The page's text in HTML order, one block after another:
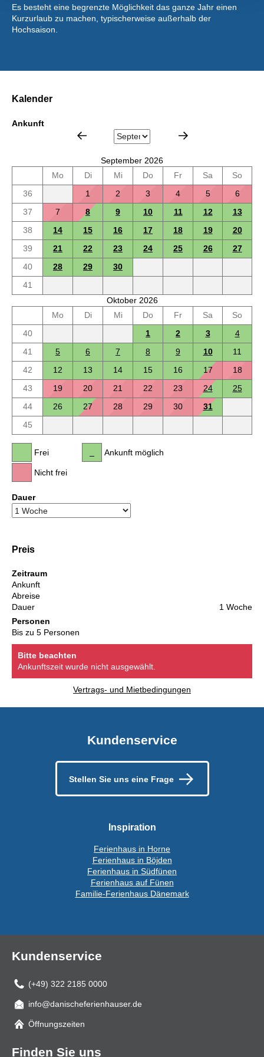
Es besteht eine begrenzte Möglichkeit das ganze Jahr einen
Kurzurlaub zu machen, typischerweise außerhalb der
Hochsaison.
Kalender
Ankunft
September 2026
Mo
Di Mi Do Fr Sa
So
36
1 2 3 4 5
6
37
7 8 9 10 11 12
13
38
14 15 16 17 18 19
20
39
21 22 23 24 25 26
27
40
28 29
30
41
Oktober 2026
Mo
Di Mi Do Fr Sa
So
40
1 2 3
4
41
5 6 7 8 9 10
11
42
12 13 14 15 16 17
18
43
19 20 21 22 23 24
25
44
26 27 28 29 30
31
45
Frei
Nicht frei
Ankunft möglich
Dauer
Preis
Zeitraum
Ankunft
Abreise
Dauer
1 Woche
Personen
Bis zu 5 Personen
Bitte beachten
Ankunftszeit wurde nicht ausgewählt.
Vertrags- und Mietbedingungen
Kundenservice
Stellen Sie uns eine Frage
Inspiration
Ferienhaus in Horne
Ferienhaus in Böjden
Ferienhaus in Südfünen
Ferienhaus auf Fünen
Familie-Ferienhaus Dänemark
Kundenservice
(+49) 322 2185 0000
Mail
info@danischeferienhauser.de
Öffnungszeiten
Finden Sie uns